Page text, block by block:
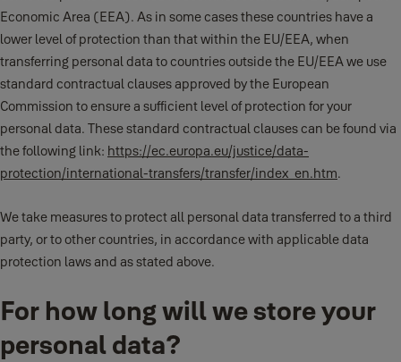
Economic Area (EEA). As in some cases these countries have a
lower level of protection than that within the EU/EEA, when
transferring personal data to countries outside the EU/EEA we use
standard contractual clauses approved by the European
Commission to ensure a sufficient level of protection for your
personal data. These standard contractual clauses can be found via
the following link: https://ec.europa.eu/justice/data-
protection/international-transfers/transfer/index_en.htm.
We take measures to protect all personal data transferred to a third
party, or to other countries, in accordance with applicable data
protection laws and as stated above.
For how long will we store your
personal data?